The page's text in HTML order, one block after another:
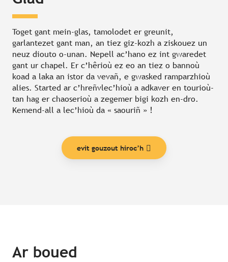
Toget gant mein-glas, tamolodet er greunit,
garlantezet gant man, an tiez giz-kozh a ziskouez un
neuz diouto o-unan. Nepell ac’hano ez int gwaredet
gant ur chapel. Er c’hêrioù ez eo an tiez o bannoù
koad a laka an istor da vevañ, e gwasked ramparzhioù
alies. Started ar c’hreñvlec’hioù a adkaver en tourioù-
tan hag er chaoserioù a zegemer bigi kozh en-dro.
Kemend-all a lec’hioù da « saouriñ » !
evit gouzout hiroc’h
Ar boued